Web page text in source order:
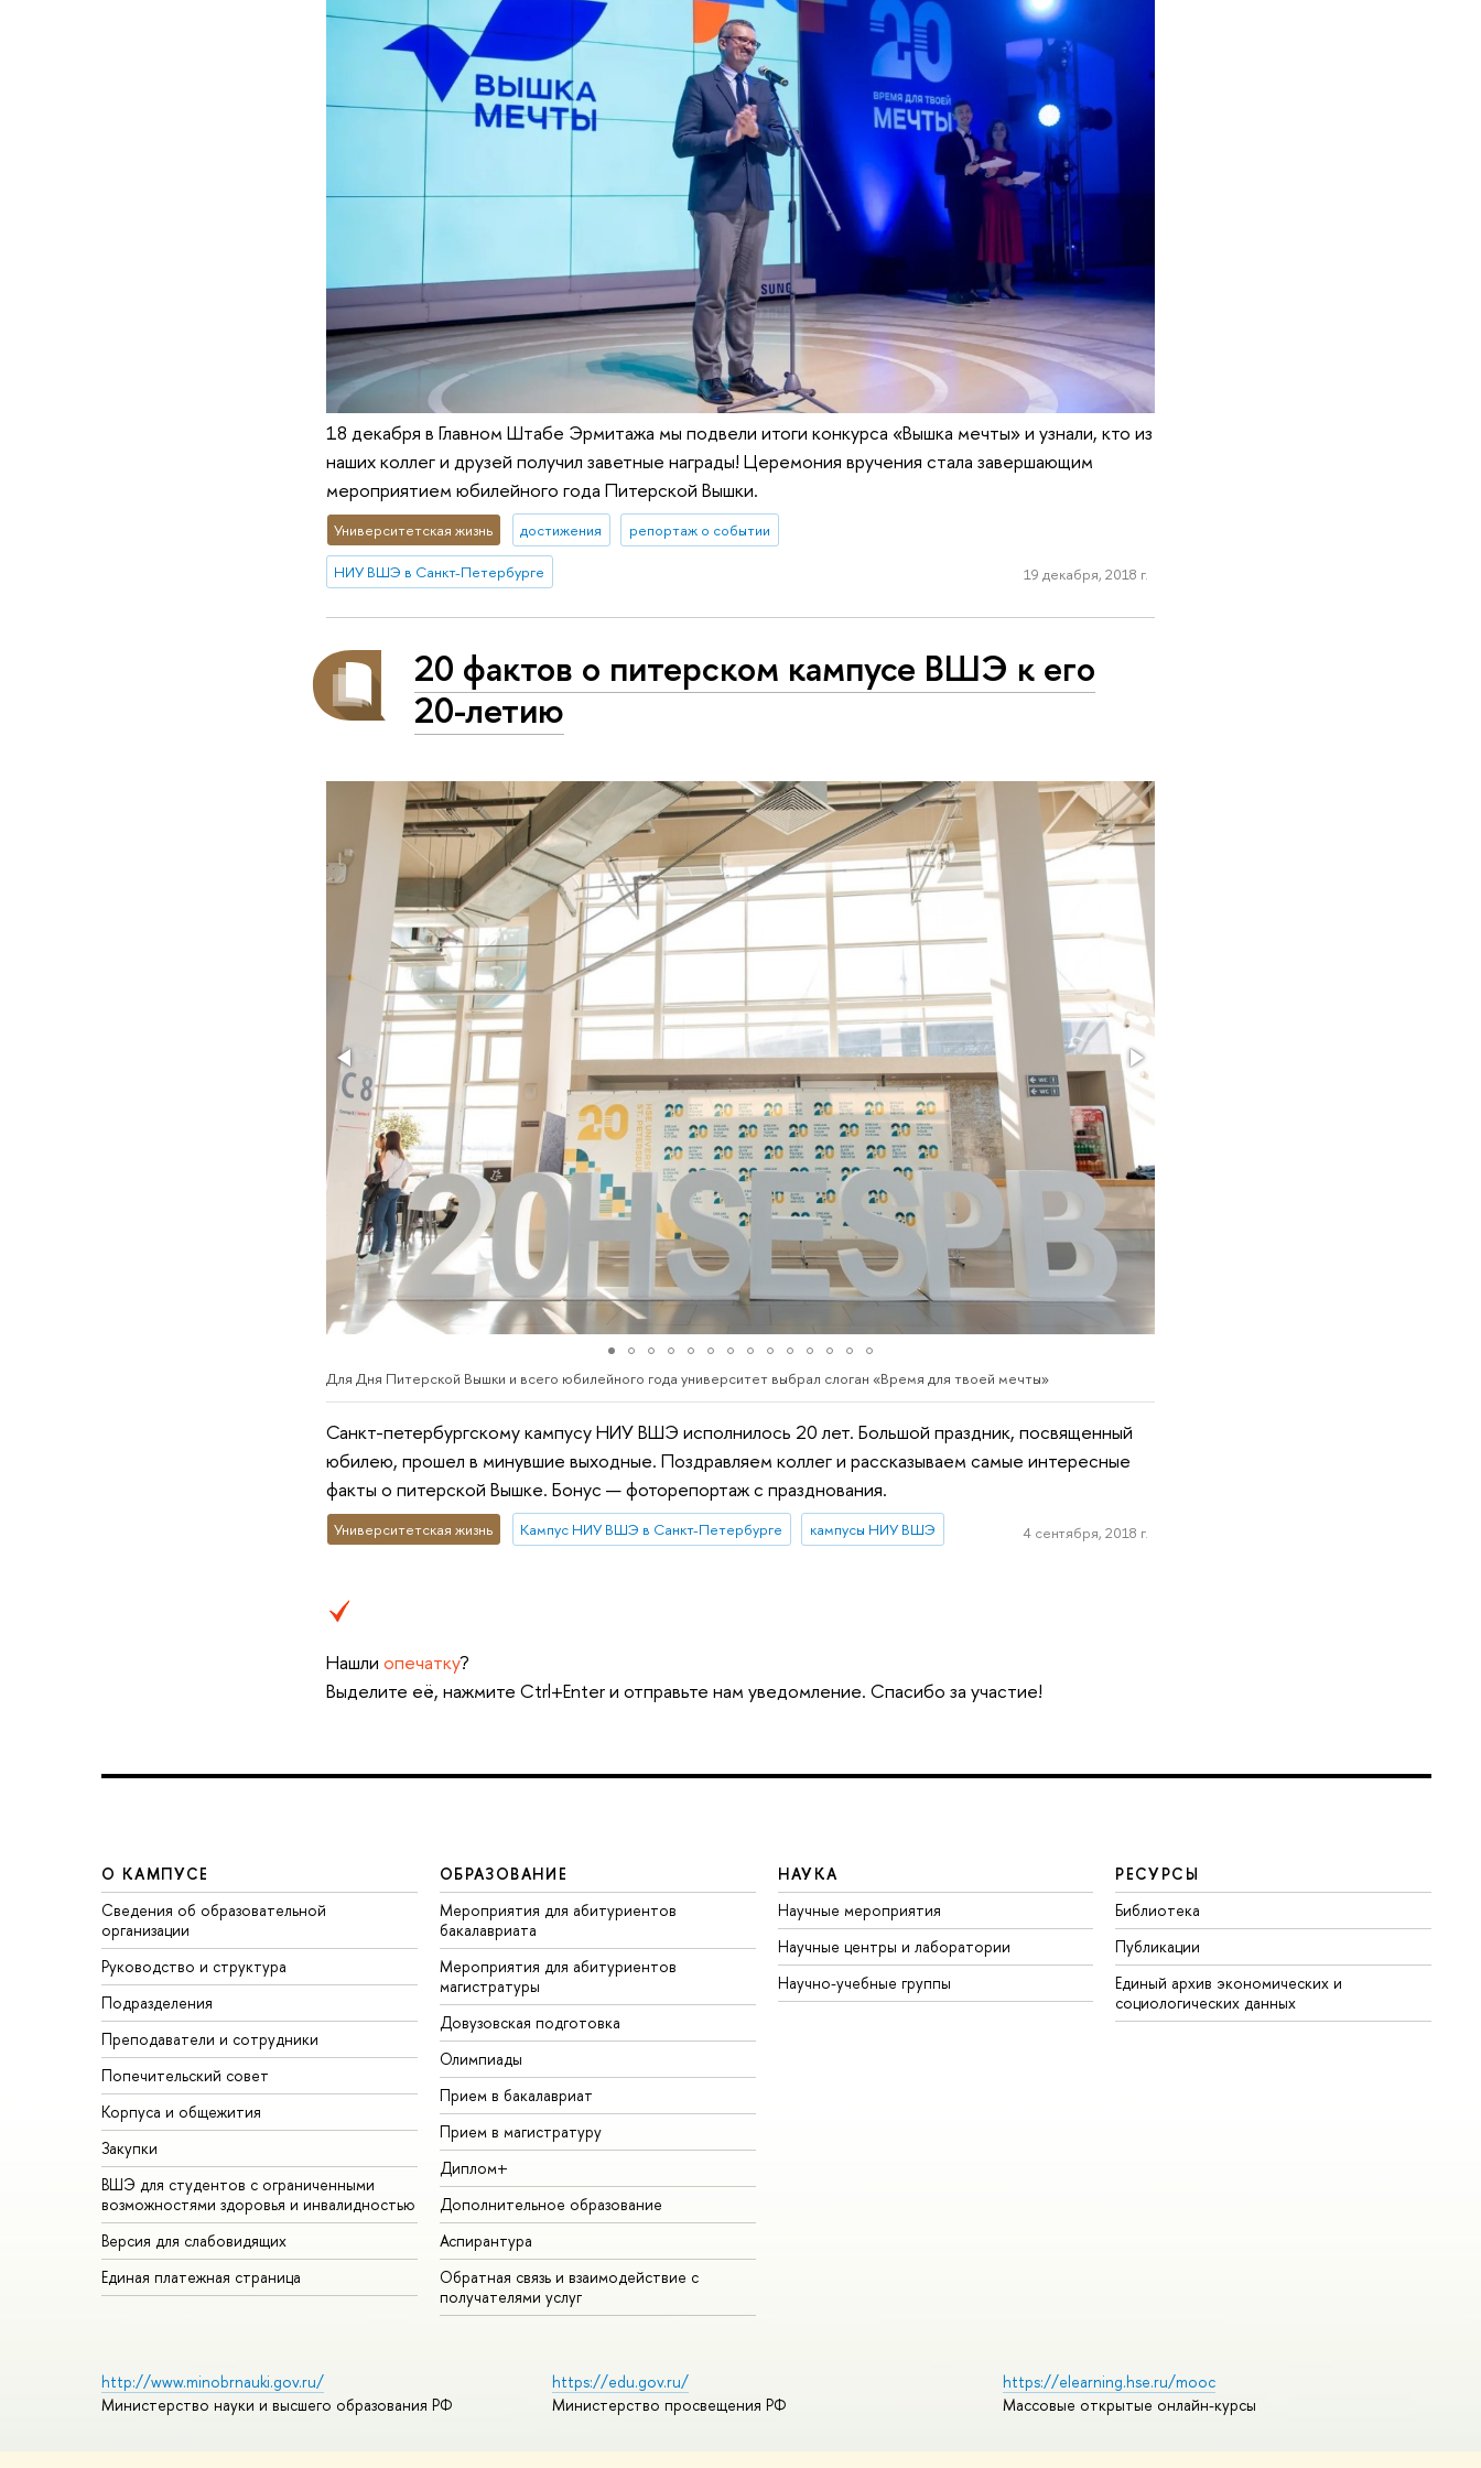
18 декабря в Главном Штабе Эрмитажа мы подвели итоги конкурса «Вышка мечты» и узнали, кто из
наших коллег и друзей получил заветные награды! Церемония вручения стала завершающим
мероприятием юбилейного года Питерской Вышки.
Университетская жизнь достижения репортаж о событии
НИУ ВШЭ в Санкт-Петербурге 19 декабря, 2018 г.
20 фактов о питерском кампусе ВШЭ к его
20-летию
Для Дня Питерской Вышки и всего юбилейного года университет выбрал слоган «Время для твоей мечты»
Санкт-петербургскому кампусу НИУ ВШЭ исполнилось 20 лет. Большой праздник, посвященный
юбилею, прошел в минувшие выходные. Поздравляем коллег и рассказываем самые интересные
факты о питерской Вышке. Бонус — фоторепортаж с празднования.
Университетская жизнь Кампус НИУ ВШЭ в Санкт-Петербурге кампусы НИУ ВШЭ 4 сентября, 2018 г.
Нашли опечатку?
Выделите её, нажмите Ctrl+Enter и отправьте нам уведомление. Спасибо за участие!
О КАМПУСЕ
Сведения об образовательной
организации
Руководство и структура
Подразделения
Преподаватели и сотрудники
Попечительский совет
Корпуса и общежития
Закупки
ВШЭ для студентов с ограниченными
возможностями здоровья и инвалидностью
Версия для слабовидящих
Единая платежная страница
ОБРАЗОВАНИЕ
Мероприятия для абитуриентов
бакалавриата
Мероприятия для абитуриентов
магистратуры
Довузовская подготовка
Олимпиады
Прием в бакалавриат
Прием в магистратуру
Диплом+
Дополнительное образование
Аспирантура
Обратная связь и взаимодействие с
получателями услуг
НАУКА
Научные мероприятия
Научные центры и лаборатории
Научно-учебные группы
РЕСУРСЫ
Библиотека
Публикации
Единый архив экономических и
социологических данных
http://www.minobrnauki.gov.ru/
Министерство науки и высшего образования РФ
https://edu.gov.ru/
Министерство просвещения РФ
https://elearning.hse.ru/mooc
Массовые открытые онлайн-курсы